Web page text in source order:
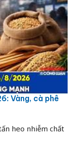
Vàng, cà phê
heo nhiễm chất